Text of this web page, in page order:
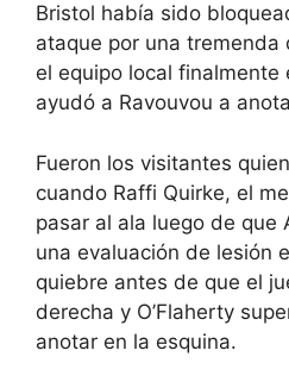
Bristol había sido
ataque por una tremenda
el equipo local
ayudó a Ravouvou a
Fueron los visitantes
cuando Raffi Quirke, el
pasar al ala luego de que
una evaluación de lesión
quiebre antes de que el
derecha y O’Flaherty
anotar en la esquina.